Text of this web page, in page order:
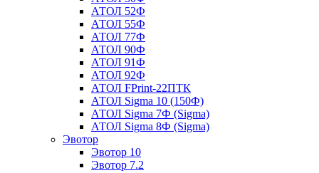
АТОЛ 52Ф
АТОЛ 55Ф
АТОЛ 77Ф
АТОЛ 90Ф
АТОЛ 91Ф
АТОЛ 92Ф
АТОЛ FPrint-22ПТК
АТОЛ Sigma 10 (150Ф)
АТОЛ Sigma 7Ф (Sigma)
АТОЛ Sigma 8Ф (Sigma)
Эвотор
Эвотор 10
Эвотор 7.2